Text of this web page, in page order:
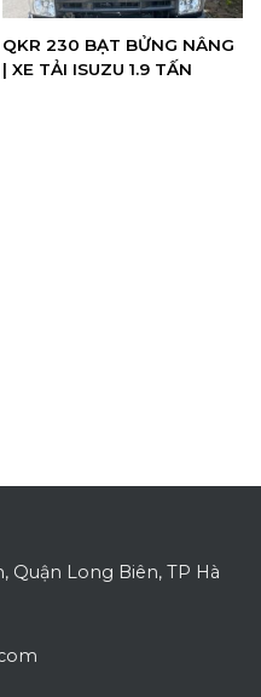
QKR 230 BẠT BỬNG NÂNG
| XE TẢI ISUZU 1.9 TẤN
Quận Long Biên, TP Hà